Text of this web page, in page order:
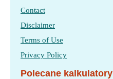
Contact
Disclaimer
Terms of Use
Privacy Policy
Polecane kalkulatory